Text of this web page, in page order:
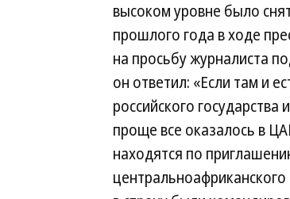
высоком уровне было
прошлого года в ходе
на просьбу журналиста
он ответил: «Если там и
российского
проще все оказалось в
находятся по